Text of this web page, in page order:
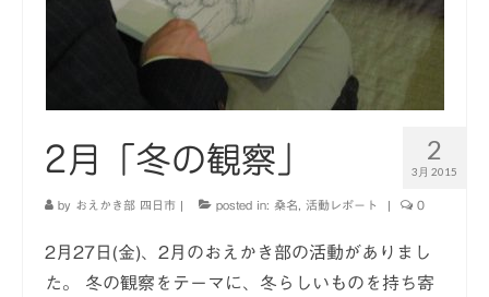
2
3月 2015
2月「冬の観察」
by おえかき部 四日市 | posted in: 桑名 活動レポート | 0
2月27日(金)、2月のおえかき部の活動がありまし
た。 冬の観察をテーマに、冬らしいものを持ち寄